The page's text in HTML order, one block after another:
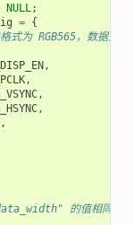
NULL;
= {
式为 RGB565，数据宽
,
,
,
,
,
的值相同